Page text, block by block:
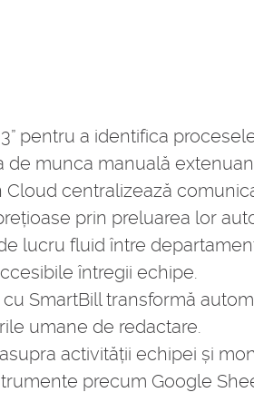
pentru a identifica
munca manuală
centralizează
prin preluarea lor
lucru fluid între
întregii echipe.
SmartBill transformă
umane de redactare.
activității echipei și
precum Google